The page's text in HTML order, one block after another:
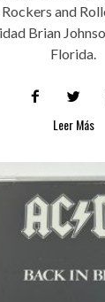
and
Brian
Florida.
Leer Más